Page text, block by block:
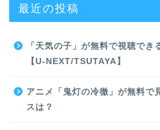
最近の投稿
「天気の子」が無料で視聴でき
【U-NEXT/TSUTAYA】
アニメ「鬼灯の冷徹」が無料で
スは？